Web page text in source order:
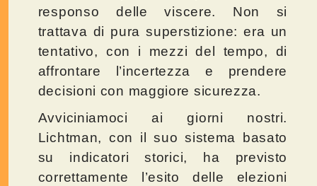
responso delle viscere. Non si
trattava di pura superstizione: era un
tentativo, con i mezzi del tempo, di
affrontare l’incertezza e prendere
decisioni con maggiore sicurezza.
Avviciniamoci ai giorni nostri.
Lichtman, con il suo sistema basato
su indicatori storici, ha previsto
correttamente l’esito delle elezioni